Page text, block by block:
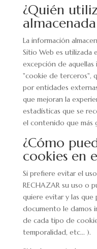
¿Quién
La información
Sitio Web es utilizada
excepción de
"cookie de terceros",
por entidades
que mejoran la
estadísticas que se
el contenido que más
¿Cómo
cookies en
Si prefiere evitar el
RECHAZAR su uso o
quiere evitar y las
documento le damos
de cada tipo de
temporalidad, etc... ).